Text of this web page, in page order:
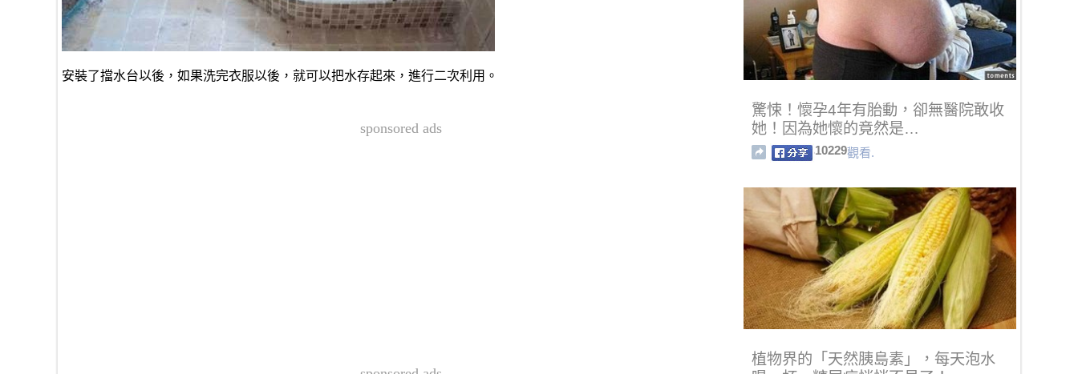
安裝了擋水台以後，如果洗完衣服以後，就可以把水存起來，進行二次利用。
sponsored ads
驚悚！懷孕4年有胎動，卻無醫院敢收
她！因為她懷的竟然是…
10229觀看.
植物界的「天然胰島素」，每天泡水